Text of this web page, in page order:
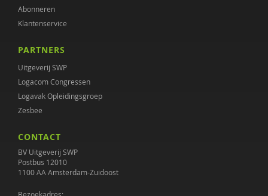
Abonneren
Klantenservice
PARTNERS
Uitgeverij SWP
Logacom Congressen
Logavak Opleidingsgroep
Zesbee
CONTACT
BV Uitgeverij SWP
Postbus 12010
1100 AA Amsterdam-Zuidoost